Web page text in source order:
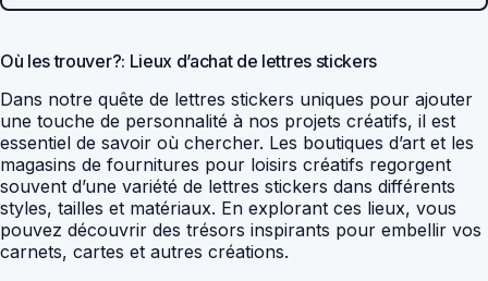
Où les trouver?: Lieux d’achat de lettres stickers
Dans notre quête de lettres stickers uniques pour ajouter
une touche de personnalité à nos projets créatifs, il est
essentiel de savoir où chercher. Les boutiques d’art et les
magasins de fournitures pour loisirs créatifs regorgent
souvent d’une variété de lettres stickers dans différents
styles, tailles et matériaux. En explorant ces lieux, vous
pouvez découvrir des trésors inspirants pour embellir vos
carnets, cartes et autres créations.